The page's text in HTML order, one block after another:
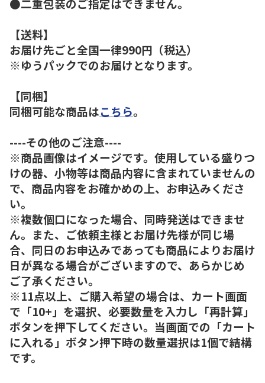
【送料】
お届け先ごと全国一律990円（税込）
※ゆうパックでのお届けとなります。
【同梱】
同梱可能な商品はこちら。
----その他のご注意----
※商品画像はイメージです。使用している盛りつ
けの器、小物等は商品内容に含まれていませんの
で、商品内容をお確かめの上、お申込みくださ
い。
※複数個口になった場合、同時発送はできませ
ん。また、ご依頼主様とお届け先様が同じ場
合、同日のお申込みであっても商品によりお届け
日が異なる場合がございますので、あらかじめ
ご了承ください。
※11点以上、ご購入希望の場合は、カート画面
で「10+」を選択、必要数量を入力し「再計算」
ボタンを押下してください。当画面での「カート
に入れる」ボタン押下時の数量選択は1個で結構
です。